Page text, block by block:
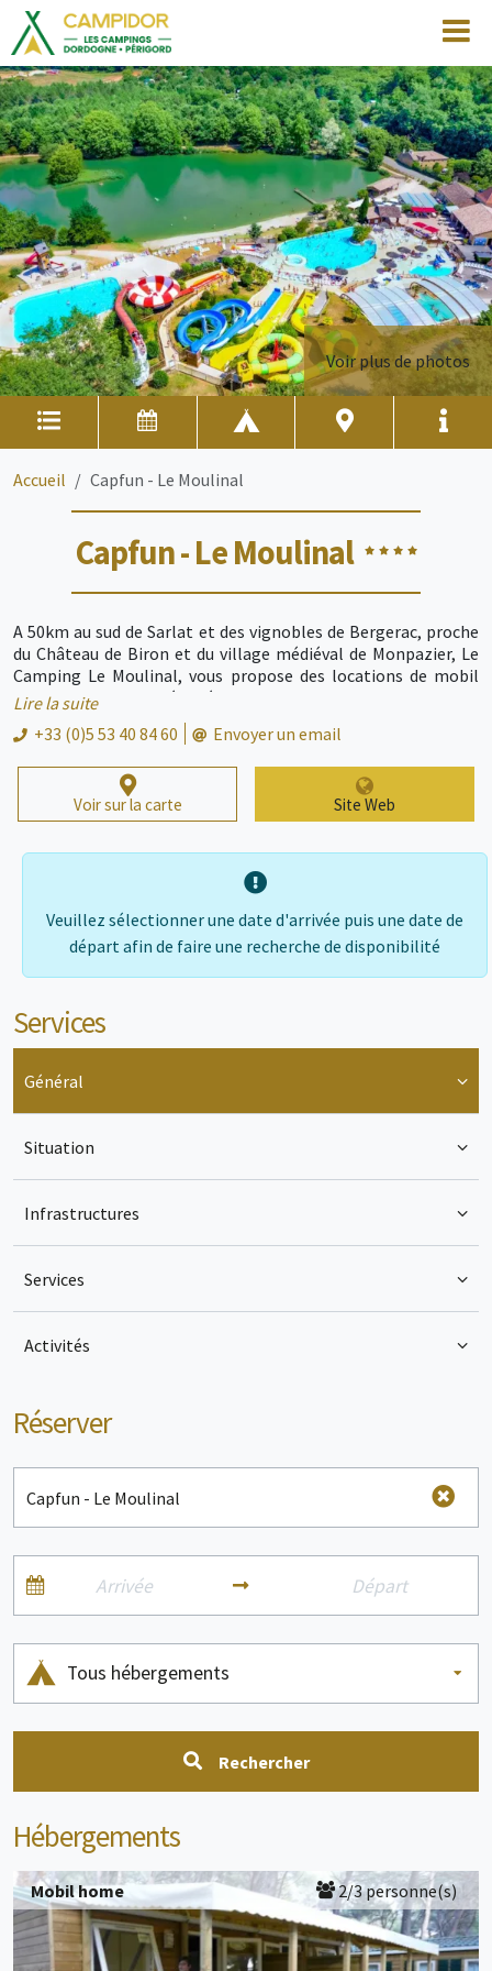
Voir plus de photos
Accueil Capfun - Le Moulinal
Capfun - Le Moulinal
A 50km au sud de Sarlat et des vignobles de Bergerac, proche
du Château de Biron et du village médiéval de Monpazier, Le
Camping Le Moulinal, vous propose des locations de mobil
homes et tentes aménagées. Le centre aquatique du camping
comprend 1 Piscine extérieure chauffée, 1 Piscine couverte et
chauffée, 1 Pataugeoire avec 1 Toboggan pour les enfants, 2
Toboggans pour les plus grands, 2 Toboggans à sensations
fortes le SpaceBowl et le Crazy Cone, et un étang bordé d’une
belle plage de sable (baignade et pêche autorisées). Cette
moyenâgeuses de Monpazier, Monflanquin, Villeréal… les
châteaux de Biron, Gavaudun et Bonaguil. Sans oublier dans un
rayon de 60 km les sites renommés de la préhistoire comme
Lascaux II, Les Eyzies, Sarlat, Domme. De nombreux chemins
environnants vous invitent à de belles randonnées à pied ou à
VTT depuis le camping. Enfin c'est une région dont la
gastronomie et les vignobles sont célèbres: foie gras,
magrets de canard et MontBazillac entre autre.
Lire la suite
+33 (0)5 53 40 84 60
Envoyer un email
Voir sur la carte Site Web
Veuillez sélectionner une date d'arrivée puis une date de
départ afin de faire une recherche de disponibilité
Services
Général
Situation
Infrastructures
Services
Activités
Réserver
Tous hébergements
Rechercher
Hébergements
Mobil home 2/3 personne(s)